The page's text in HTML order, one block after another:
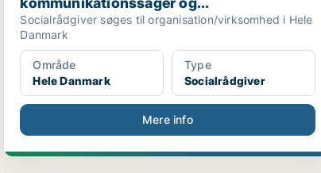
Socialrådgiver søges til organisation/virksomhed i Hele
Danmark
Område
Hele Danmark
Type
Socialrådgiver
Mere info